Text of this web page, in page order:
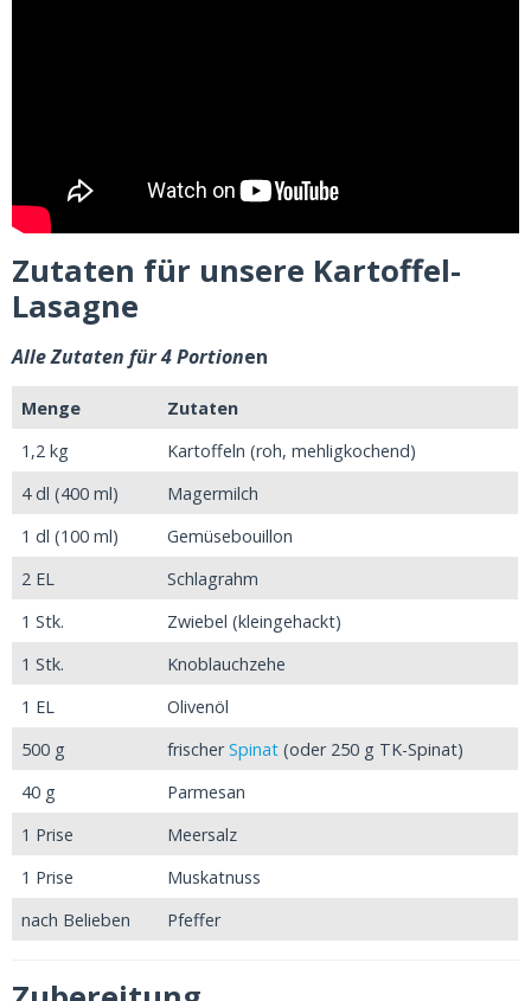
Zutaten für unsere Kartoffel-
Lasagne
Alle Zutaten für 4 Portionen
Menge
Zutaten
1,2 kg
Kartoffeln (roh, mehligkochend)
4 dl (400 ml)
Magermilch
1 dl (100 ml)
Gemüsebouillon
2 EL
Schlagrahm
1 Stk.
Zwiebel (kleingehackt)
1 Stk.
Knoblauchzehe
1 EL
Olivenöl
500 g
frischerSpinat (oder 250 g TK-Spinat)
40 g
Parmesan
1 Prise
Meersalz
1 Prise
Muskatnuss
nach Belieben
Pfeffer